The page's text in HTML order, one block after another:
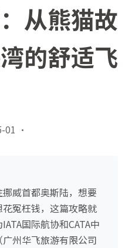
从熊猫故
的舒适飞
01 ·
威首都奥斯陆，想要
冤枉钱，这篇攻略就
国际航协和CATA中
州华飞旅游有限公司